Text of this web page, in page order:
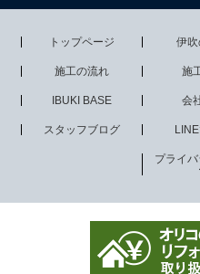
トップページ 伊
施工の流れ 施
IBUKI BASE 会
スタッフブログ
プライ